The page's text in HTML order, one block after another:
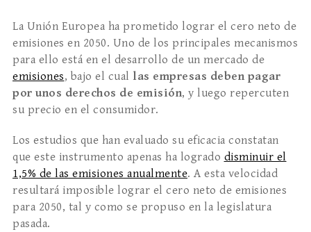
La Unión Europea ha prometido lograr el cero neto de
emisiones en 2050. Uno de los principales mecanismos
para ello está en el desarrollo de un mercado de
emisiones, bajo el cual las empresas deben pagar
por unos derechos de emisión, y luego repercuten
su precio en el consumidor.
Los estudios que han evaluado su eficacia constatan
que este instrumento apenas ha logrado disminuir el
1,5% de las emisiones anualmente. A esta velocidad
resultará imposible lograr el cero neto de emisiones
para 2050, tal y como se propuso en la legislatura
pasada.